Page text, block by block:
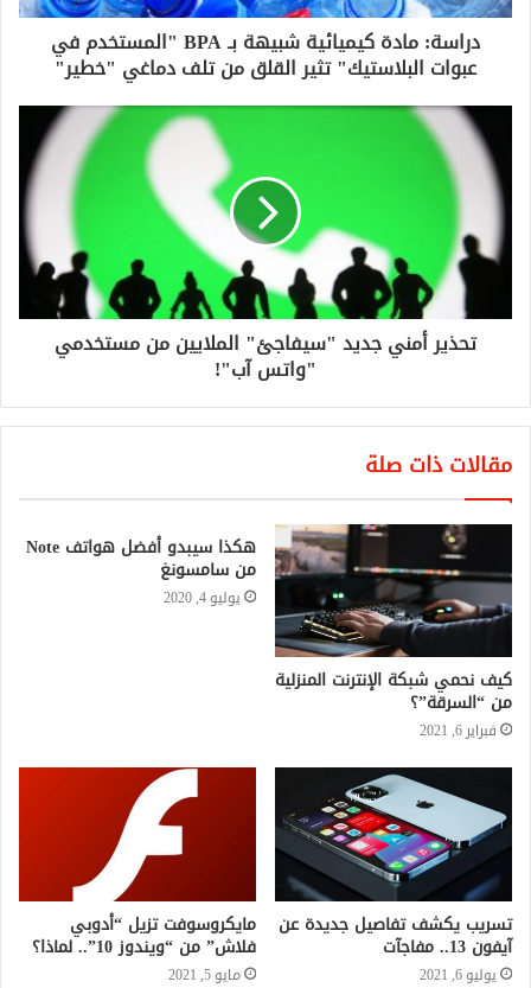
دراسة: مادة كيميائية شبيهة بـ BPA "المستخدم في
عبوات البلاستيك" تثير القلق من تلف دماغي "خطير"
تحذير أمني جديد "سيفاجئ" الملايين من مستخدمي
"واتس آب"!
مقالات ذات صلة
كيف نحمي شبكة الإنترنت المنزلية
من “السرقة”؟
فبراير 6, 2021
هكذا سيبدو أفضل هواتف Note
من سامسونغ
يوليو 4, 2020
تسريب يكشف تفاصيل جديدة عن
آيفون 13.. مفاجآت
يوليو 6, 2021
مايكروسوفت تزيل “أدوبي
فلاش” من “ويندوز 10”.. لماذا؟
مايو 5, 2021